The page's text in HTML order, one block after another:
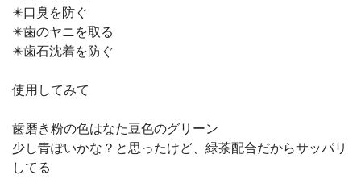
✴️口臭を防ぐ
✴️歯のヤニを取る
✴️歯石沈着を防ぐ
使用してみて
歯磨き粉の色はなた豆色のグリーン
少し青ぽいかな？と思ったけど、緑茶配合だからサッパリ
してる